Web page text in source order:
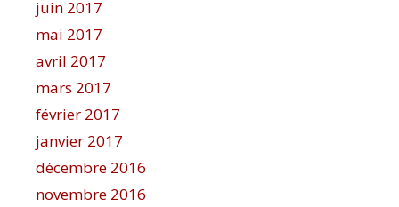
juin 2017
mai 2017
avril 2017
mars 2017
février 2017
janvier 2017
décembre 2016
novembre 2016